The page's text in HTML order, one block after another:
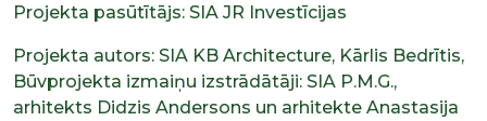
Projekta pasūtītājs: SIA JR Investīcijas
Projekta autors: SIA KB Architecture, Kārlis Bedrītis,
Būvprojekta izmaiņu izstrādātāji: SIA P.M.G.,
arhitekts Didzis Andersons un arhitekte Anastasija